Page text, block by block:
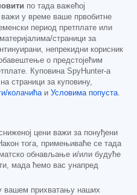
по тада важећој
важи у време ваше првобитне
период претплате или
страници за
непрекидни корисник
о предстојећим
Куповина SpyHunter-а
страници за куповину,
колачићаи Условима попуста.
цени важи за понуђени
тога, примењиваће се тада
обнављање и/или будуће
мада ћемо вас унапред
вашем прихватању наших